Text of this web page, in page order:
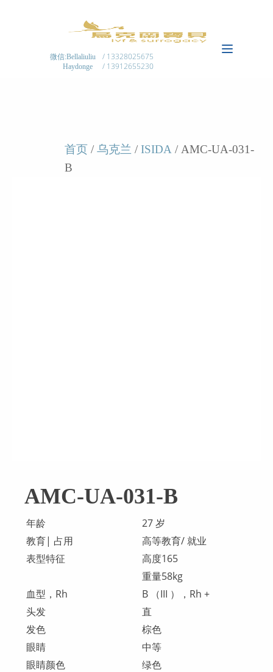
微信:Bellaliuliu
Haydonge
/ 13328025675
/ 13912655230
首页 / 乌克兰 / ISIDA / AMC-UA-031-
B
AMC-UA-031-B
年龄
27 岁
教育| 占用
高等教育/ 就业
表型特征
高度165
重量58kg
血型，Rh
B （III ），Rh +
头发
直
发色
棕色
眼睛
中等
眼睛颜色
绿色